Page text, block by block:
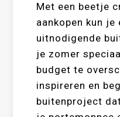
Met een beetje
aankopen kun
uitnodigende
je zomer
budget te
inspireren en
buitenproject